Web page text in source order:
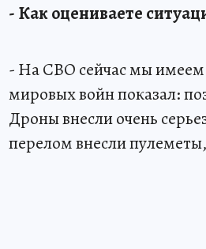
- Как оцениваете
- На СВО сейчас мы
мировых войн показал:
Дроны внесли очень
перелом внесли